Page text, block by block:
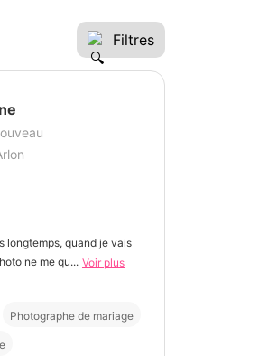
Filtres
longtemps, quand je vais
ne me qu... Voir plus
Photographe de mariage